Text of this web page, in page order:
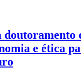
doutoramento
e ética